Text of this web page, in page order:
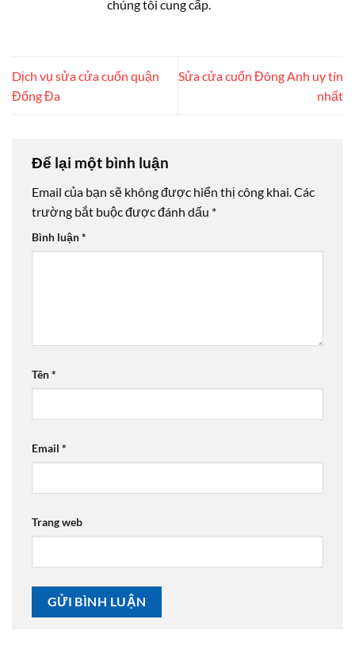
chúng tôi cung cấp.
Dịch vụ sửa cửa cuốn quận
Đống Đa
Sửa cửa cuốn Đông Anh uy tín
nhất
Để lại một bình luận
Email của bạn sẽ không được hiển thị công khai.Các
trường bắt buộc được đánh dấu *
Bình luận*
Tên*
Email *
Trang web